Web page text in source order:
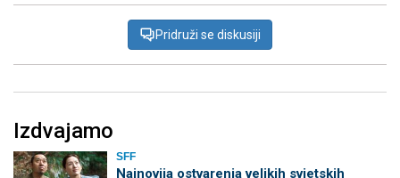
Pridruži se diskusiji
Izdvajamo
SFF
Najnovija ostvarenja velikih svjetskih